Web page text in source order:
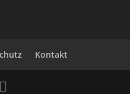
Kontakt